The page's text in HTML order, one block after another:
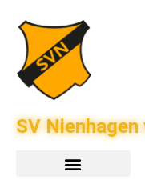
SV Nienhagen